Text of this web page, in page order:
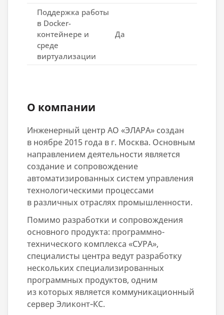
Поддержка работы
в Docker-
контейнере и
среде
виртуализации
Да
О компании
Инженерный центр АО «ЭЛАРА» создан
в ноябре 2015 года в г. Москва. Основным
направлением деятельности является
создание и сопровождение
автоматизированных систем управления
технологическими процессами
в различных отраслях промышленности.
Помимо разработки и сопровождения
основного продукта: программно-
технического комплекса «СУРА»,
специалисты центра ведут разработку
нескольких специализированных
программных продуктов, одним
из которых является коммуникационный
сервер Эликонт‑КС.